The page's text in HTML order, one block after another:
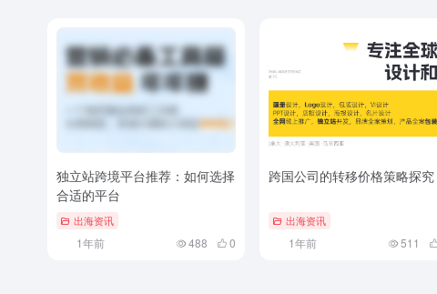
独立站跨境平台推荐：如何选择
合适的平台
出海资讯
1年前 488 0
跨国公司的转移价格策略探究
出海资讯
1年前 511